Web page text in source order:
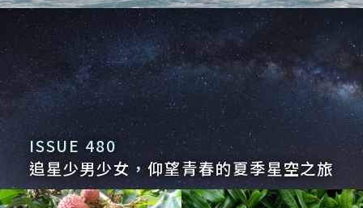
ISSUE 480
追星少男少女，仰望青春的夏季星空之旅